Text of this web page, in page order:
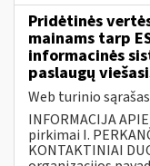
Pridėtinės
mainams tarp
informacinės
paslaugų
Web turinio sąrašas
INFORMACIJA
pirkimai I.
KONTAKTINIAI